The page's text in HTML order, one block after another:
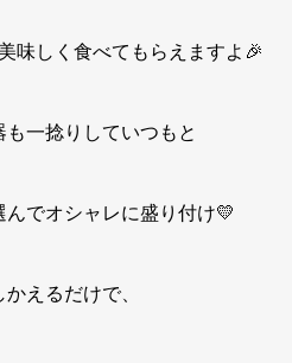
味しく食べてもらえますよ🎉
一捻りしていつもと
でオシャレに盛り付け💛
えるだけで、